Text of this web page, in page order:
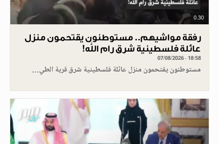
0.30
رفقة مواشيهم.. مستوطنون يقتحمون منزل
عائلة فلسطينية شرق رام الله!
07/08/2026 - 18:58
مستوطنون يقتحمون منزل عائلة فلسطينية شرق قرية الطي…